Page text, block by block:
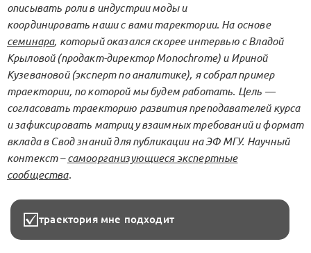
описывать роли в индустрии моды и
координировать наши с вами таректории. На основе
семинара, который оказался скорее интервью с Владой
Крыловой (продакт-директор Monochrome) и Ириной
Кузевановой (эксперт по аналитике), я собрал пример
траектории, по которой мы будем работать. Цель —
согласовать траекторию развития преподавателей курса
и зафиксировать матрицу взаимных требований и формат
вклада в Свод знаний для публикации на ЭФ МГУ. Научный
контекст –самоорганизующиеся экспертные
сообщества.
траектория мне подходит